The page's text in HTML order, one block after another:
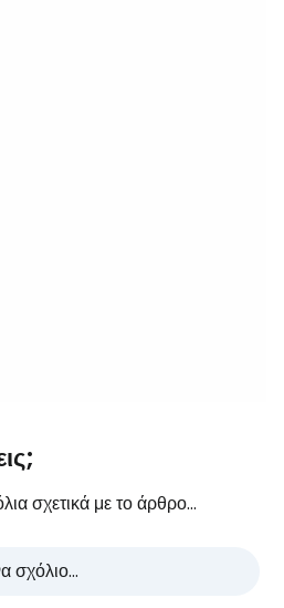
σχετικά με το άρθρο...
σχόλιο...